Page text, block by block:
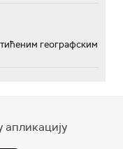
географским